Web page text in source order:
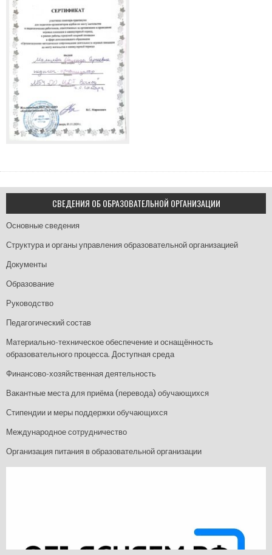
СВЕДЕНИЯ ОБ ОБРАЗОВАТЕЛЬНОЙ ОРГАНИЗАЦИИ
Основные сведения
Структура и органы управления образовательной организацией
Документы
Образование
Руководство
Педагогический состав
Материально-техническое обеспечение и оснащённость
образовательного процесса. Доступная среда
Финансово-хозяйственная деятельность
Вакантные места для приёма (перевода) обучающихся
Стипендии и меры поддержки обучающихся
Международное сотрудничество
Организация питания в образовательной организации